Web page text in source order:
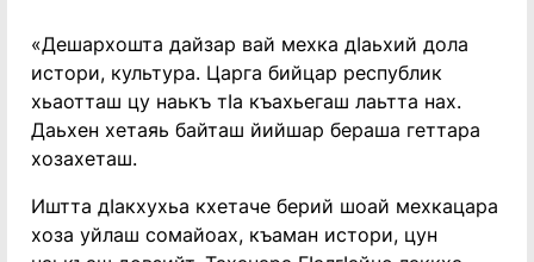
«Дешархошта дайзар вай мехка дIаьхий дола
истори, культура. Царга бийцар республик
хьаотташ цу наькъ тIа къахьегаш лаьтта нах.
Даьхен хетаяь байташ йийшар бераша геттара
хозахеташ.
Иштта дIакхухьа кхетаче берий шоай мехкацара
хоза уйлаш сомайоах, къаман истори, цун